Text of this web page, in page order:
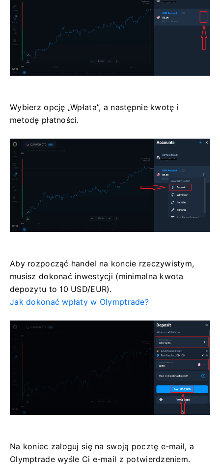
Wybierz opcję „Wpłata”, a następnie kwotę i
metodę płatności.
Aby rozpocząć handel na koncie rzeczywistym,
musisz dokonać inwestycji (minimalna kwota
depozytu to 10 USD/EUR).
Jak dokonać wpłaty w Olymptrade?
Na koniec zaloguj się na swoją pocztę e-mail, a
Olymptrade wyśle ​​Ci e-mail z potwierdzeniem.